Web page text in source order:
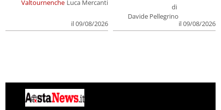
Valtournenche Luca Mercanti
il 09/08/2026
di
Davide Pellegrino
il 09/08/2026